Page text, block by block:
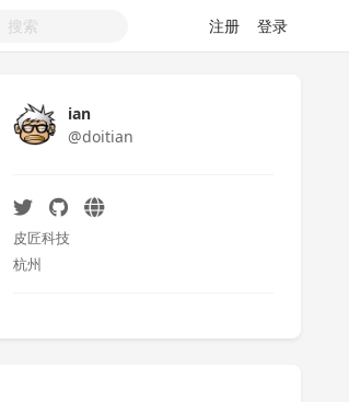
注册 登录
ian
@doitian
皮匠科技
杭州